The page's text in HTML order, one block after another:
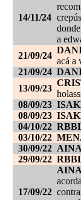
14/11/24
a
21/09/24
acá a
21/09/24
13/09/23
08/09/23
08/09/23
04/10/22
03/10/22
30/09/22
29/09/22
17/09/22